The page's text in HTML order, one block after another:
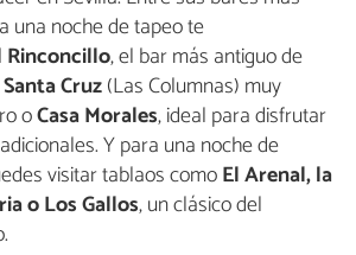
una noche de tapeo te
Rinconcillo, el bar más antiguo de
Cruz(Las Columnas) muy
oCasa Morales, ideal para disfrutar
Y para una noche de
visitar tablaos comoEl Arenal, la
o Los Gallos, un clásico del